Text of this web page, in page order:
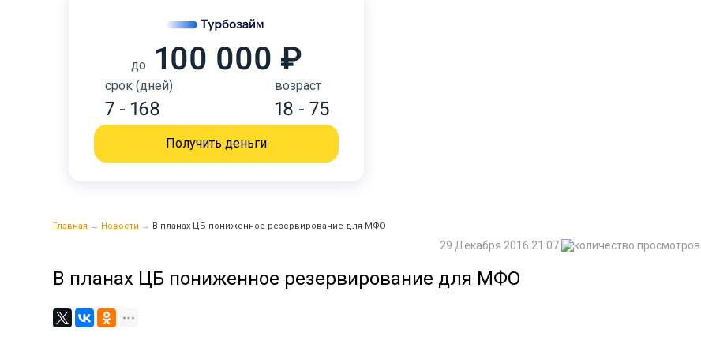
до 100 000 ₽
срок (дней)
7 - 168
возраст
18 - 75
Получить деньги
Главная → Новости → В планах ЦБ пониженное резервирование для МФО
29 Декабря 2016 21:07
В планах ЦБ пониженное резервирование для МФО